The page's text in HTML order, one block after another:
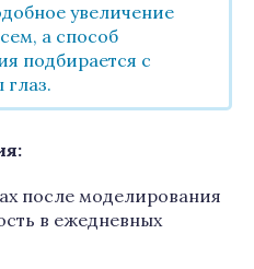
увеличение
а способ
подбирается с
после моделирования
в ежедневных